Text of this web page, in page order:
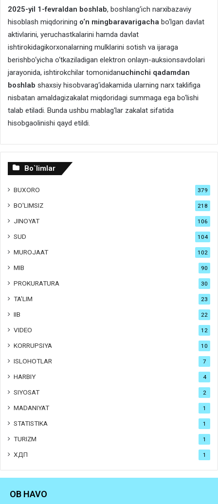
2025-yil 1-fevraldan boshlab, boshlang‘ich narxibazaviy
hisoblash miqdorining o‘n mingbaravarigacha bo‘lgan davlat
aktivlarini, yeruchastkalarini hamda davlat
ishtirokidagikorxonalarning mulklarini sotish va ijaraga
berishbo‘yicha o‘tkaziladigan elektron onlayn-auksionsavdolari
jarayonida, ishtirokchilar tomonidanuchinchi qadamdan
boshlab shaxsiy hisobvarag‘idakamida ularning narx taklifiga
nisbatan amaldagizakalat miqdoridagi summaga ega bo‘lishi
talab etiladi. Bunda ushbu mablag‘lar zakalat sifatida
hisobgaolinishi qayd etildi.
Bo`limlar
BUXORO 379
BO'LIMSIZ 218
JINOYAT 106
SUD 104
MUROJAAT 102
MIB 90
PROKURATURA 30
TA'LIM 23
IIB 22
VIDEO 12
KORRUPSIYA 10
ISLOHOTLAR 7
HARBIY 4
SIYOSAT 2
MADANIYAT 1
STATISTIKA 1
TURIZM 1
ХДП 1
OB HAVO